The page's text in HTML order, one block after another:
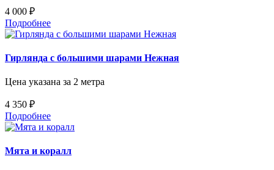
4 000 ₽
Подробнее
Гирлянда с большими шарами Нежная
Цена указана за 2 метра
4 350 ₽
Подробнее
Мята и коралл